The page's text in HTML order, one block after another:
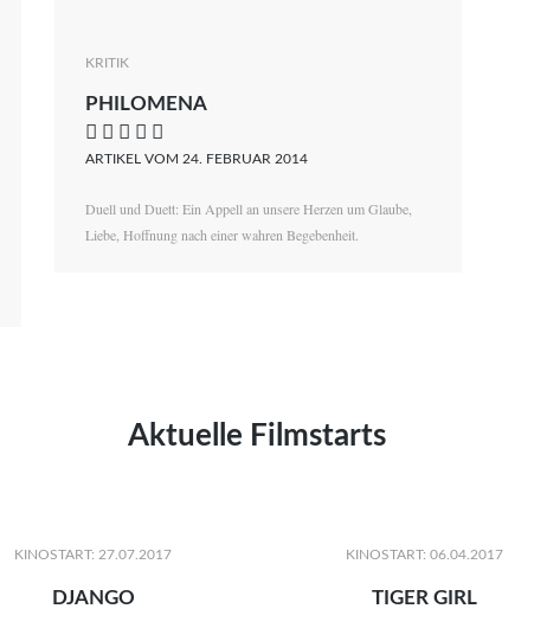
Magdalena Zalewski
KRITIK
PHILOMENA
    
ARTIKEL VOM 24. FEBRUAR 2014
Duell und Duett: Ein Appell an unsere Herzen um Glaube,
Liebe, Hoffnung nach einer wahren Begebenheit.
Aktuelle Filmstarts
KINOSTART: 27.07.2017
DJANGO
KINOSTART: 06.04.2017
TIGER GIRL